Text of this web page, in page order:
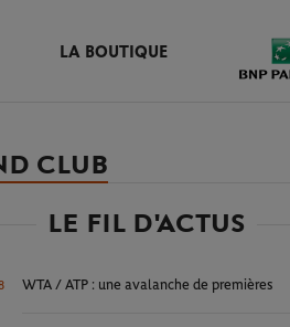
LA BOUTIQUE
CLUB
LE FIL D'ACTUS
WTA / ATP : une avalanche de premières